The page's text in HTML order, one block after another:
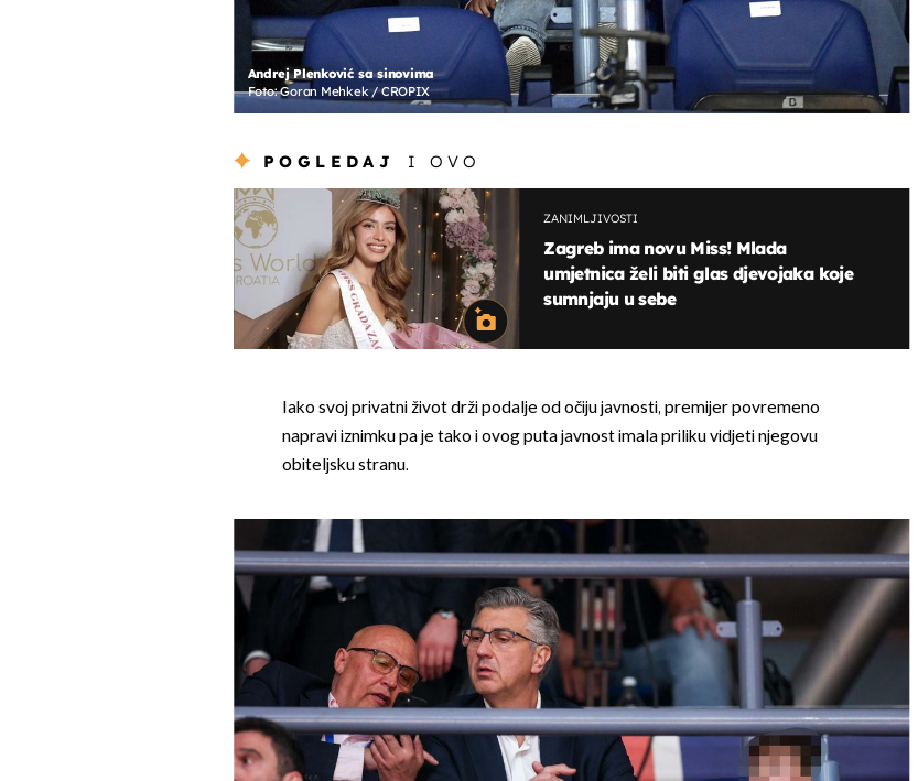
Andrej Plenković sa sinovima
Foto: Goran Mehkek / CROPIX
POGLEDAJ I OVO
ZANIMLJIVOSTI
Zagreb ima novu Miss! Mlada
umjetnica želi biti glas djevojaka koje
sumnjaju u sebe
Iako svoj privatni život drži podalje od očiju javnosti, premijer povremeno
napravi iznimku pa je tako i ovog puta javnost imala priliku vidjeti njegovu
obiteljsku stranu.